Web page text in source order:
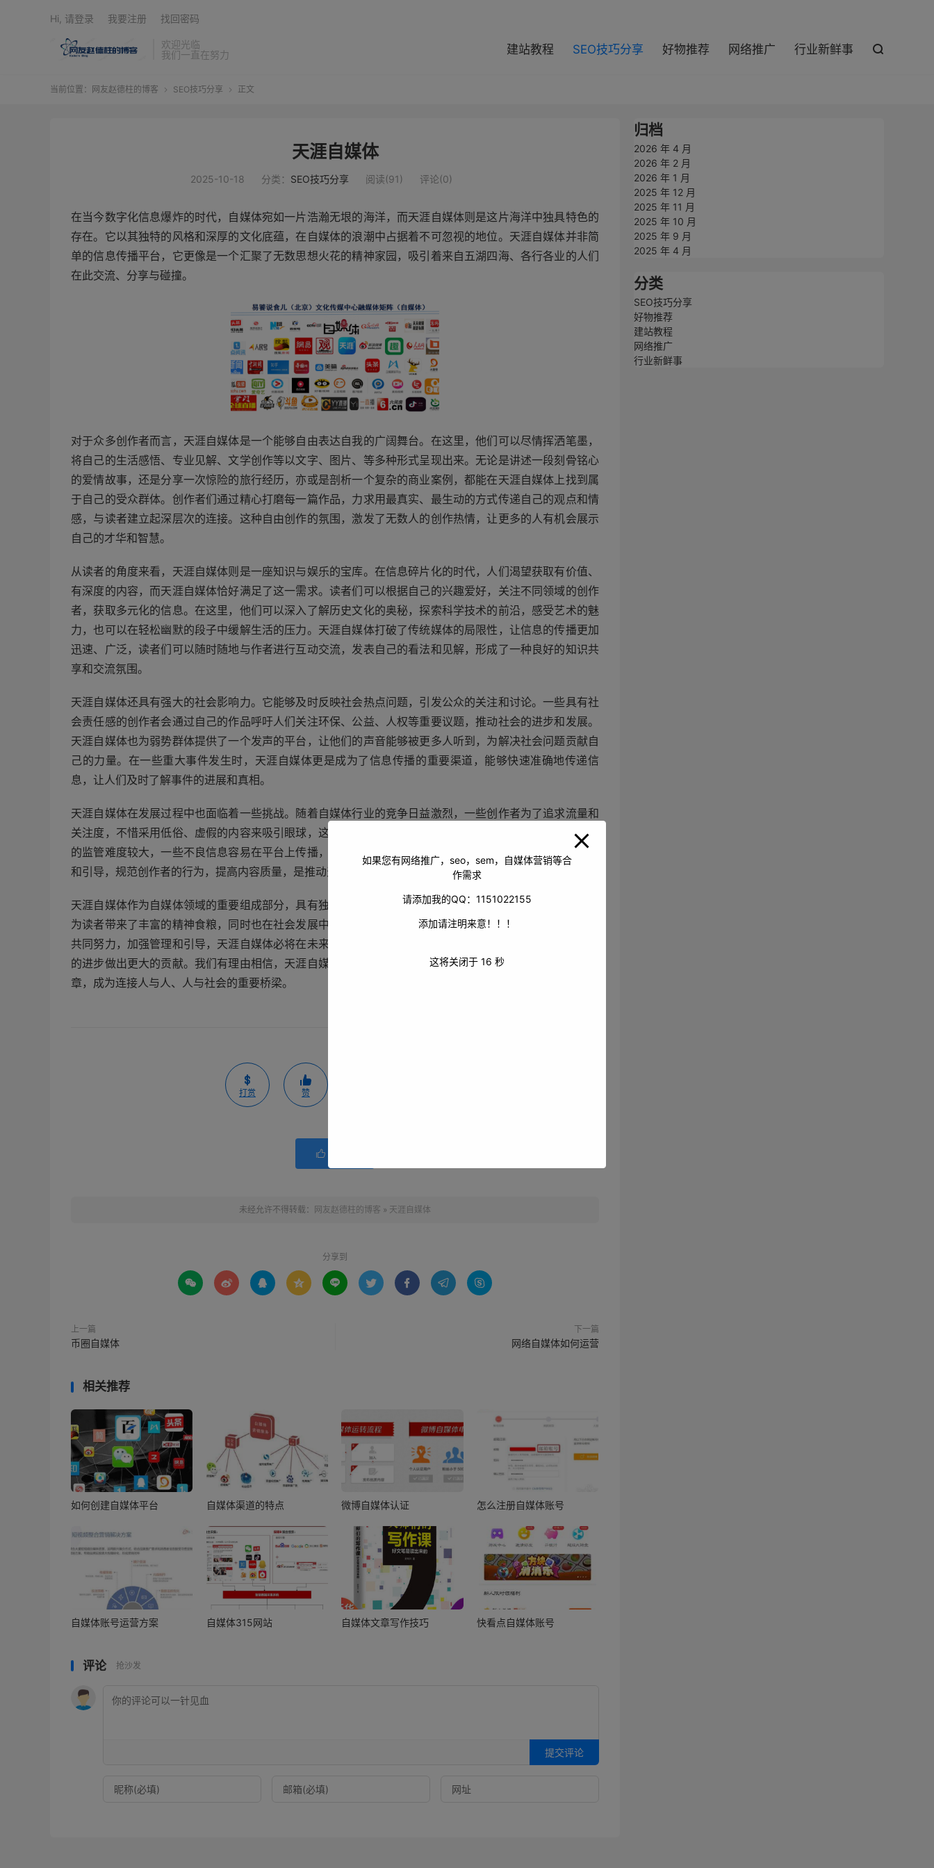
欢迎光临
我们一直在努力
建站教程 SEO技巧分享 好物推荐 网络推广 行业新鲜事 
Hi, 请登录 我要注册 找回密码
当前位置： 网友赵德柱的博客  SEO技巧分享  正文
天涯自媒体
2025-10-18 分类： SEO技巧分享 阅读(91) 评论(0)
在当今数字化信息爆炸的时代，自媒体宛如一片浩瀚无垠的海洋，而天涯自媒体则是这片海洋中独具特色的
存在。它以其独特的风格和深厚的文化底蕴，在自媒体的浪潮中占据着不可忽视的地位。天涯自媒体并非简
单的信息传播平台，它更像是一个汇聚了无数思想火花的精神家园，吸引着来自五湖四海、各行各业的人们
在此交流、分享与碰撞。
对于众多创作者而言，天涯自媒体是一个能够自由表达自我的广阔舞台。在这里，他们可以尽情挥洒笔墨，
将自己的生活感悟、专业见解、文学创作等以文字、图片、等多种形式呈现出来。无论是讲述一段刻骨铭心
的爱情故事，还是分享一次惊险的旅行经历，亦或是剖析一个复杂的商业案例，都能在天涯自媒体上找到属
于自己的受众群体。创作者们通过精心打磨每一篇作品，力求用最真实、最生动的方式传递自己的观点和情
感，与读者建立起深层次的连接。这种自由创作的氛围，激发了无数人的创作热情，让更多的人有机会展示
自己的才华和智慧。
从读者的角度来看，天涯自媒体则是一座知识与娱乐的宝库。在信息碎片化的时代，人们渴望获取有价值、
有深度的内容，而天涯自媒体恰好满足了这一需求。读者们可以根据自己的兴趣爱好，关注不同领域的创作
者，获取多元化的信息。在这里，他们可以深入了解历史文化的奥秘，探索科学技术的前沿，感受艺术的魅
力，也可以在轻松幽默的段子中缓解生活的压力。天涯自媒体打破了传统媒体的局限性，让信息的传播更加
迅速、广泛，读者们可以随时随地与作者进行互动交流，发表自己的看法和见解，形成了一种良好的知识共
享和交流氛围。
天涯自媒体还具有强大的社会影响力。它能够及时反映社会热点问题，引发公众的关注和讨论。一些具有社
会责任感的创作者会通过自己的作品呼吁人们关注环保、公益、人权等重要议题，推动社会的进步和发展。
天涯自媒体也为弱势群体提供了一个发声的平台，让他们的声音能够被更多人听到，为解决社会问题贡献自
己的力量。在一些重大事件发生时，天涯自媒体更是成为了信息传播的重要渠道，能够快速准确地传递信
息，让人们及时了解事件的进展和真相。
天涯自媒体在发展过程中也面临着一些挑战。随着自媒体行业的竞争日益激烈，一些创作者为了追求流量和
关注度，不惜采用低俗、虚假的内容来吸引眼球，这不仅破坏了自媒体的生态环境，也误导了读者。自媒体
的监管难度较大，一些不良信息容易在平台上传播，给社会带来负面影响。因此，加强对天涯自媒体的管理
和引导，规范创作者的行为，提高内容质量，是推动天涯自媒体健康发展的关键。
天涯自媒体作为自媒体领域的重要组成部分，具有独特的魅力和价值。它为创作者提供了展示才华的平台，
为读者带来了丰富的精神食粮，同时也在社会发展中发挥着重要的作用。尽管面临着一些挑战，但只要我们
共同努力，加强管理和引导，天涯自媒体必将在未来的发展中绽放出更加耀眼的光芒，为人们的生活和社会
的进步做出更大的贡献。我们有理由相信，天涯自媒体的明天会更加美好，它将继续书写属于自己的辉煌篇
章，成为连接人与人、人与社会的重要桥梁。
打赏 赞

未经允许不得转载： 网友赵德柱的博客 » 天涯自媒体
分享到
        
上一篇
币圈自媒体
下一篇
网络自媒体如何运营
相关推荐
如何创建自媒体平台 自媒体渠道的特点 微博自媒体认证 怎么注册自媒体账号
自媒体账号运营方案 自媒体315网站 自媒体文章写作技巧 快看点自媒体账号
评论 抢沙发
提交评论
归档
2026 年 4 月
2026 年 2 月
2026 年 1 月
2025 年 12 月
2025 年 11 月
2025 年 10 月
2025 年 9 月
2025 年 4 月
分类
SEO技巧分享
好物推荐
建站教程
网络推广
行业新鲜事
如果您有网络推广，seo，sem，自媒体营销等合
作需求
请添加我的QQ：1151022155
添加请注明来意！！！
这将关闭于 16 秒